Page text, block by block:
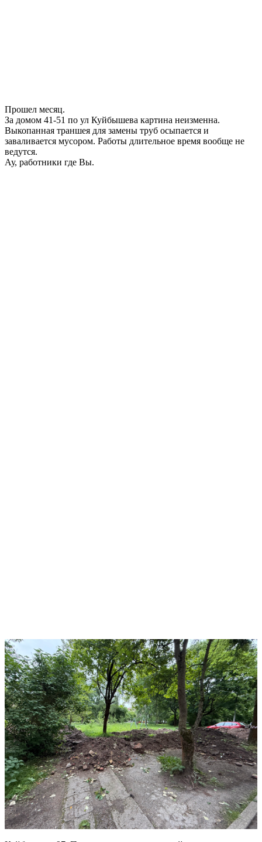
Прошел месяц.
За домом 41-51 по ул Куйбышева картина неизменна.
Выкопанная траншея для замены труб осыпается и
заваливается мусором. Работы длительное время вообще не
ведутся.
Ау, работники где Вы.